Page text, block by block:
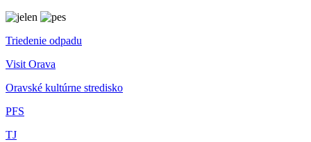
Triedenie odpadu
Visit Orava
Oravské kultúrne stredisko
PFS
TJ